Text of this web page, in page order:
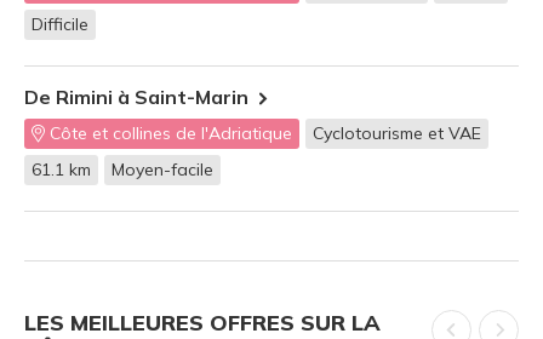
Difficile
De Rimini à Saint-Marin
Côte et collines de l'Adriatique
Cyclotourisme et VAE
61.1 km
Moyen-facile
LES MEILLEURES OFFRES SUR LA